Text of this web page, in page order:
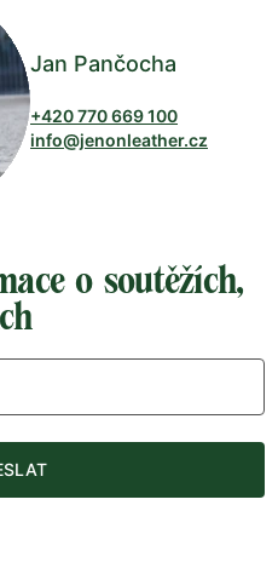
Jan Pančocha
+420 770 669 100
info@jenonleather.cz
o soutěžích,